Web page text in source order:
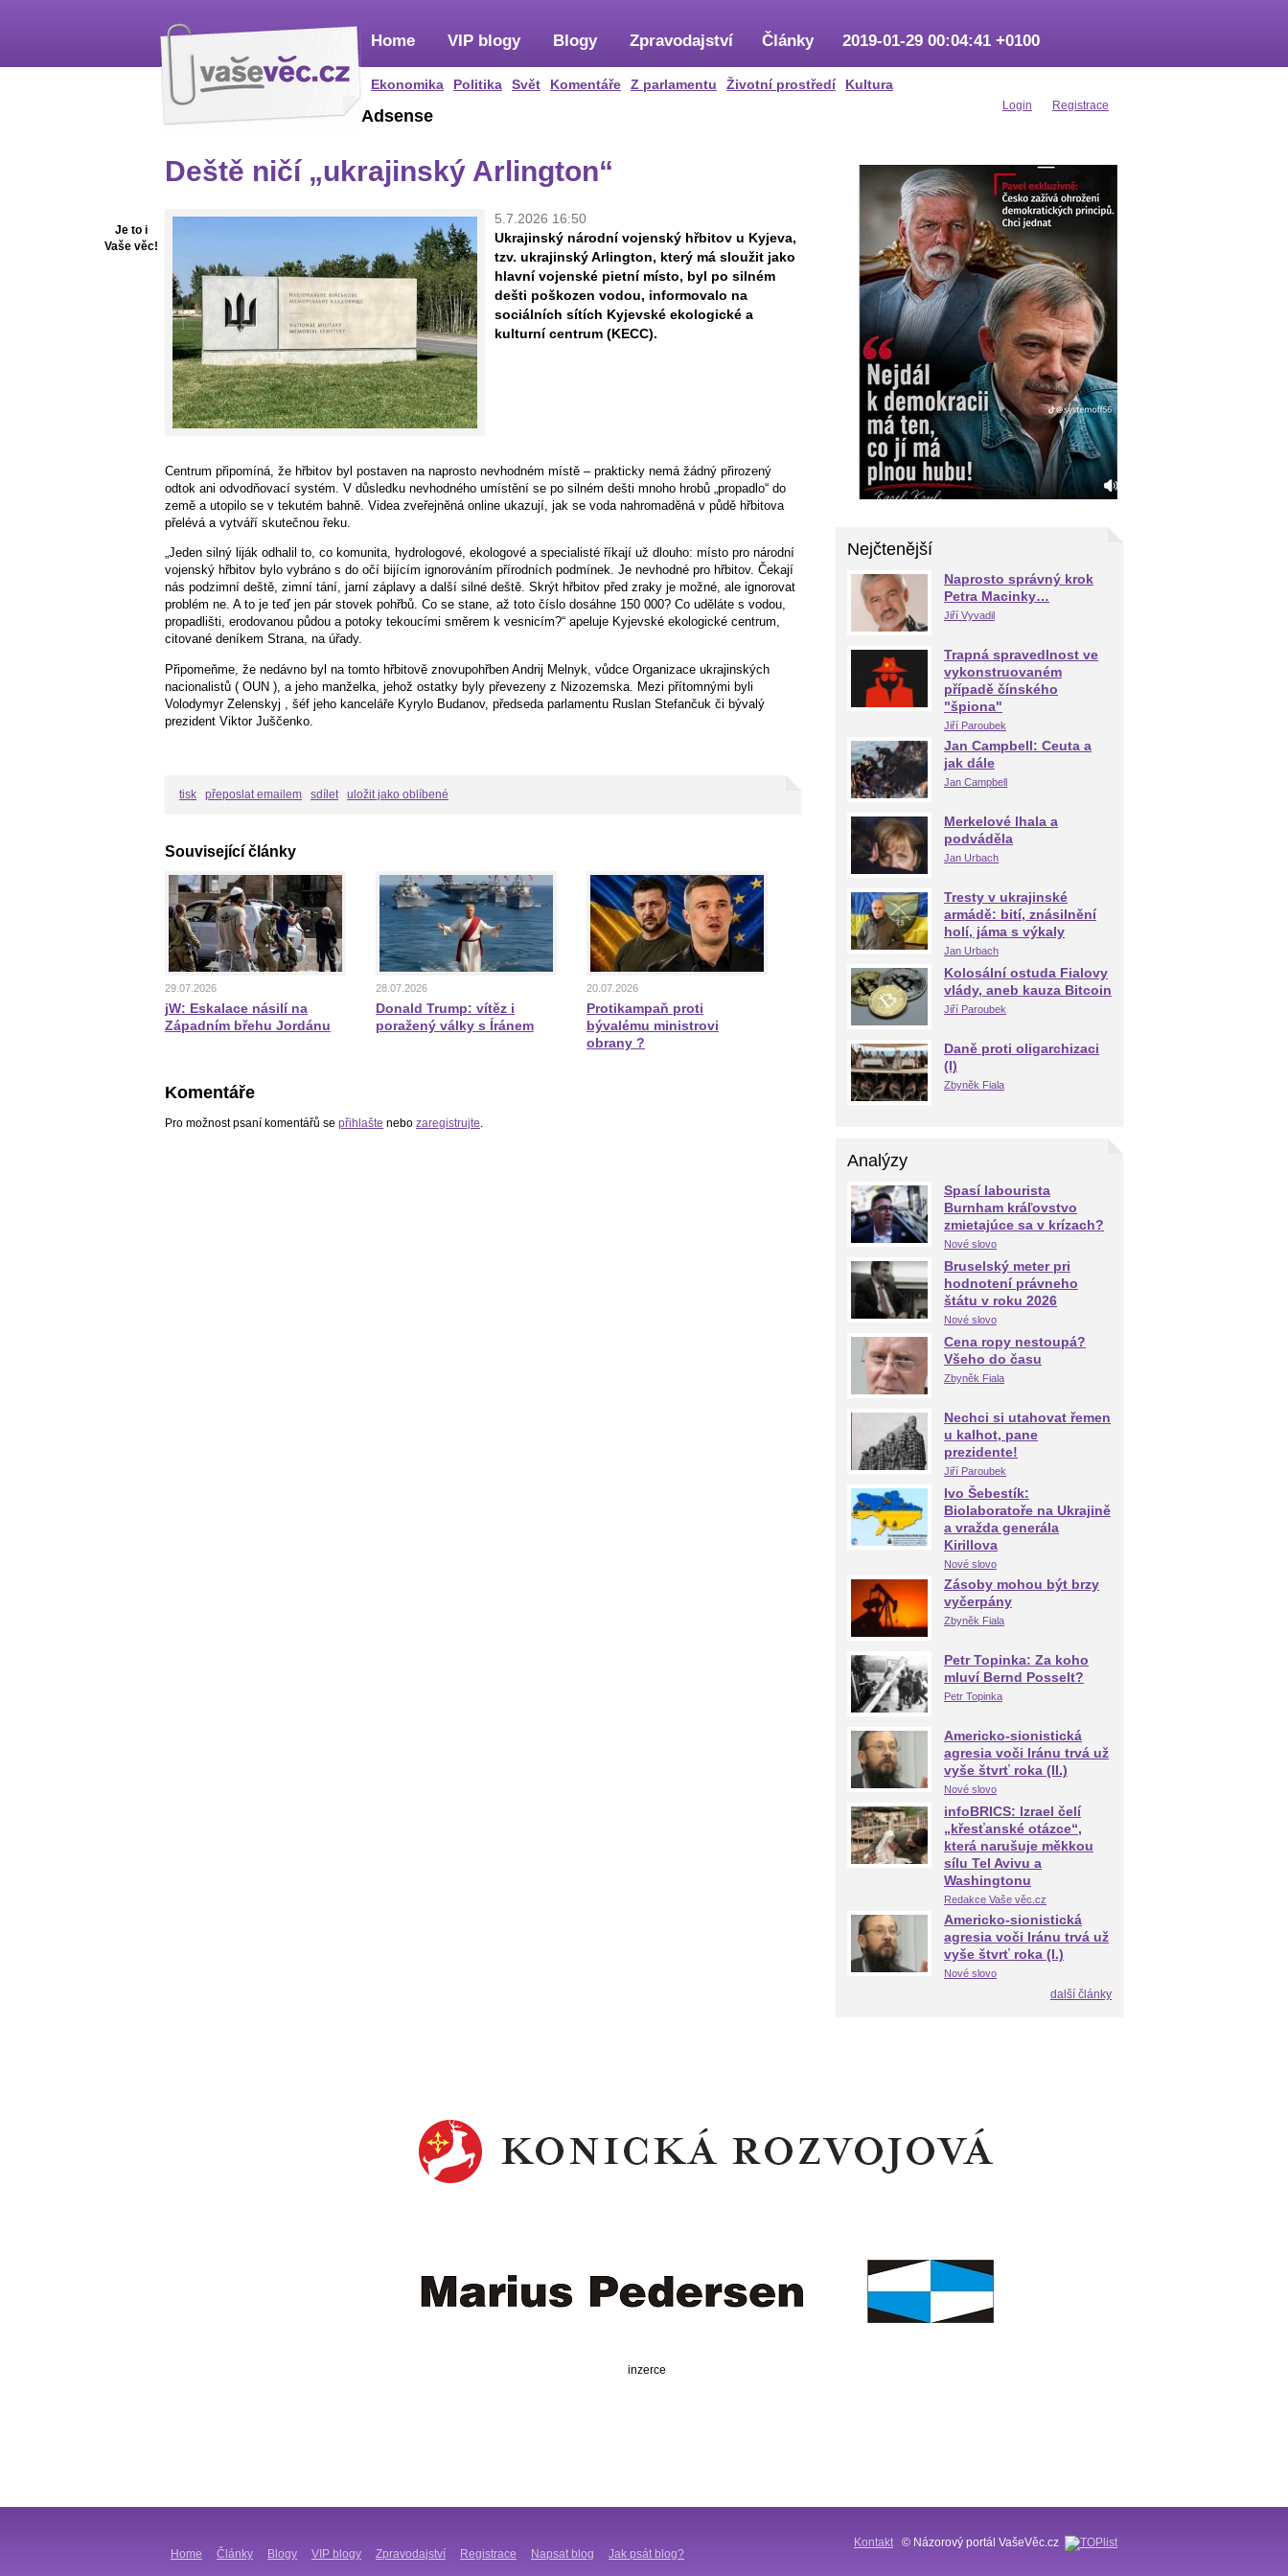
Home
Ekonomika Politika Svět Komentáře Z parlamentu Životní prostředí Kultura
VIP blogy Blogy Zpravodajství Články 2019-01-29 00:04:41 +0100
Login Registrace
Je to i
Vaše věc!
Adsense
Deště ničí „ukrajinský Arlington“
5.7.2026 16:50
Ukrajinský národní vojenský hřbitov u Kyjeva,
tzv. ukrajinský Arlington, který má sloužit jako
hlavní vojenské pietní místo, byl po silném
dešti poškozen vodou, informovalo na
sociálních sítích Kyjevské ekologické a
kulturní centrum (KECC).
Centrum připomíná, že hřbitov byl postaven na naprosto nevhodném místě – prakticky nemá žádný přirozený
odtok ani odvodňovací systém. V důsledku nevhodného umístění se po silném dešti mnoho hrobů „propadlo“ do
země a utopilo se v tekutém bahně. Videa zveřejněná online ukazují, jak se voda nahromaděná v půdě hřbitova
přelévá a vytváří skutečnou řeku.
„Jeden silný liják odhalil to, co komunita, hydrologové, ekologové a specialisté říkají už dlouho: místo pro národní
vojenský hřbitov bylo vybráno s do očí bijícím ignorováním přírodních podmínek. Je nevhodné pro hřbitov. Čekají
nás podzimní deště, zimní tání, jarní záplavy a další silné deště. Skrýt hřbitov před zraky je možné, ale ignorovat
problém ne. A to je teď jen pár stovek pohřbů. Co se stane, až toto číslo dosáhne 150 000? Co uděláte s vodou,
propadlišti, erodovanou půdou a potoky tekoucími směrem k vesnicím?“ apeluje Kyjevské ekologické centrum,
citované deníkem Strana, na úřady.
Připomeňme, že nedávno byl na tomto hřbitově znovupohřben Andrij Melnyk, vůdce Organizace ukrajinských
nacionalistů ( OUN ), a jeho manželka, jehož ostatky byly převezeny z Nizozemska. Mezi přítomnými byli
Volodymyr Zelenskyj , šéf jeho kanceláře Kyrylo Budanov, předseda parlamentu Ruslan Stefančuk či bývalý
prezident Viktor Juščenko.
tisk přeposlat emailem sdílet uložit jako oblíbené
Související články
29.07.2026
jW: Eskalace násilí na
Západním břehu Jordánu
28.07.2026
Donald Trump: vítěz i
poražený války s Íránem
20.07.2026
Protikampaň proti
bývalému ministrovi
obrany ?
Komentáře
Pro možnost psaní komentářů se přihlašte nebo zaregistrujte
Nejčtenější
Naprosto správný krok
Petra Macinky…
Jiří Vyvadil
Trapná spravedlnost ve
vykonstruovaném
případě čínského
"špiona"
Jiří Paroubek
Jan Campbell: Ceuta a
jak dále
Jan Campbell
Merkelové lhala a
podváděla
Jan Urbach
Tresty v ukrajinské
armádě: bití, znásilnění
holí, jáma s výkaly
Jan Urbach
Kolosální ostuda Fialovy
vlády, aneb kauza Bitcoin
Jiří Paroubek
Daně proti oligarchizaci
(I)
Zbyněk Fiala
Analýzy
Spasí labourista
Burnham kráľovstvo
zmietajúce sa v krízach?
Nové slovo
Bruselský meter pri
hodnotení právneho
štátu v roku 2026
Nové slovo
Cena ropy nestoupá?
Všeho do času
Zbyněk Fiala
Nechci si utahovat řemen
u kalhot, pane
prezidente!
Jiří Paroubek
Ivo Šebestík:
Biolaboratoře na Ukrajině
a vražda generála
Kirillova
Nové slovo
Zásoby mohou být brzy
vyčerpány
Zbyněk Fiala
Petr Topinka: Za koho
mluví Bernd Posselt?
Petr Topinka
Americko-sionistická
agresia voči Iránu trvá už
vyše štvrť roka (II.)
Nové slovo
infoBRICS: Izrael čelí
„křesťanské otázce“,
která narušuje měkkou
sílu Tel Avivu a
Washingtonu
Redakce Vaše věc.cz
Americko-sionistická
agresia voči Iránu trvá už
vyše štvrť roka (I.)
Nové slovo
další články
inzerce
Home Články Blogy VIP blogy Zpravodajství Registrace Napsat blog Jak psát blog?
Kontakt © Názorový portál VašeVěc.cz